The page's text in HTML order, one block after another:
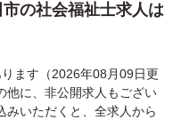
の社会福祉士求人は
ます（2026年08月09日更
他に、非公開求人もござい
みいただくと、全求人から